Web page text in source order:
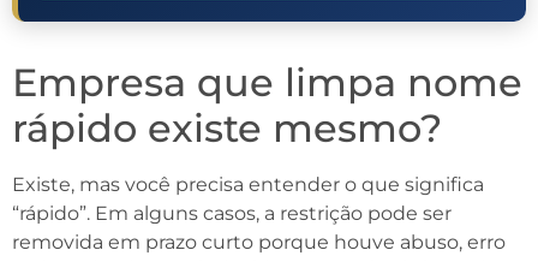
Empresa que limpa nome
rápido existe mesmo?
Existe, mas você precisa entender o que significa
“rápido”. Em alguns casos, a restrição pode ser
removida em prazo curto porque houve abuso, erro